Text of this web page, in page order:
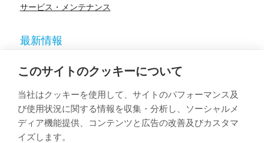
このサイトのクッキーについて
当社はクッキーを使用して、サイトのパフォーマンス及
び使用状況に関する情報を収集・分析し、ソーシャルメ
ディア機能提供、コンテンツと広告の改善及びカスタマ
イズします。
サービス・メンテナンス
最新情報
参考施設
イベント
ウェビナー
学術論文
© 2023 HUR. All right reserved.